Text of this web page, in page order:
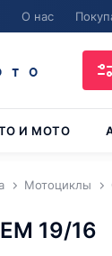
О нас
И МОТО
Мотоциклы
19/16